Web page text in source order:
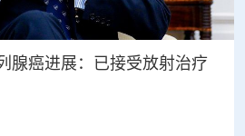
腺癌进展：已接受放射治疗